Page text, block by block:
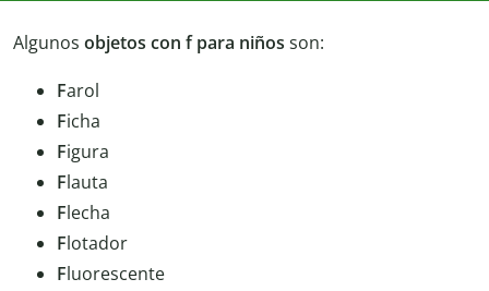
Algunos objetos con f para niños son:
Farol
Ficha
Figura
Flauta
Flecha
Flotador
Fluorescente